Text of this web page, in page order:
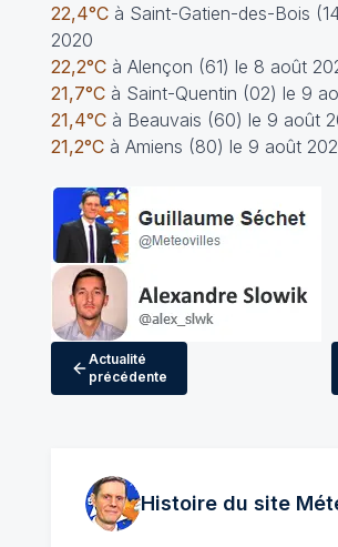
22,4°Cà Saint-Gatien-des-Bois
2020
22,2°Cà Alençon (61) le 8 août
21,7°C à Saint-Quentin (02) le 9
21,4°Cà Beauvais (60) le 9 août
21,2°Cà Amiens (80) le 9 août
Actualité
précédente
Histoire du site